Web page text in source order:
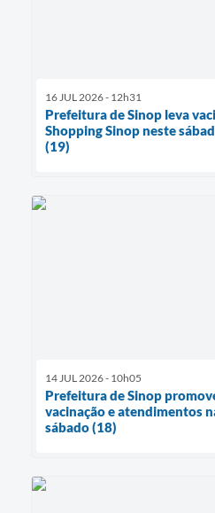
16 JUL 2026 - 12h31
Prefeitura de Sinop leva
Shopping Sinop neste
(19)
14 JUL 2026 - 10h05
Prefeitura de Sinop
vacinação e atendimentos
sábado (18)